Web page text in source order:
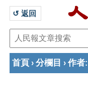
↺ 返回
首頁 › 分欄目 › 作者: